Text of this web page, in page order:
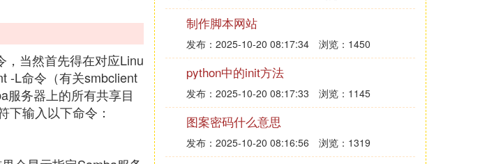
，当然首先得在对应Linu
-L命令（有关smbclient
服务器上的所有共享目
输入以下命令：
制作脚本网站
发布：2025-10-20 08:17:34 浏览：1450
python中的init方法
发布：2025-10-20 08:17:33 浏览：1145
图案密码什么意思
发布：2025-10-20 08:16:56 浏览：1319